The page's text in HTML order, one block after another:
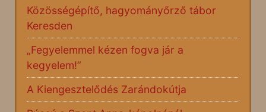
Közösségépítő, hagyományőrző tábor
Keresden
„Fegyelemmel kézen fogva jár a
kegyelem!”
A Kiengesztelődés Zarándokútja